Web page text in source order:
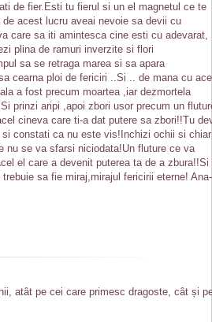
de fier.Esti tu fierul si un el magnetul ce te
acest lucru aveai nevoie sa devii cu
care sa iti amintesca cine esti cu adevarat,
plina de ramuri inverzite si flori
sa se retraga marea si sa apara
cearna ploi de fericiri ..Si .. de mana cu
a fost precum moartea ,iar dezmortela
prinzi aripi ,apoi zbori usor precum un
cineva care ti-a dat putere sa zbori!!Tu
constati ca nu este vis!Inchizi ochii si chiar
nu se va sfarsi niciodata!Un fluture ce va
el care a devenit puterea ta de a zbura!!Si
sa fie miraj,mirajul fericirii eterne! Ana-
atât pe cei care primesc dragoste, cât și